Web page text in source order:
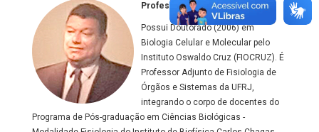
Professor Associado
Possui Doutorado (2006) em
Biologia Celular e Molecular pelo
Instituto Oswaldo Cruz (FIOCRUZ). É
Professor Adjunto de Fisiologia de
Órgãos e Sistemas da UFRJ,
integrando o corpo de docentes do
Programa de Pós-graduação em Ciências Biológicas -